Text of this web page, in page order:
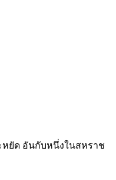
ยัด อันกับหนึ่งในสหราช